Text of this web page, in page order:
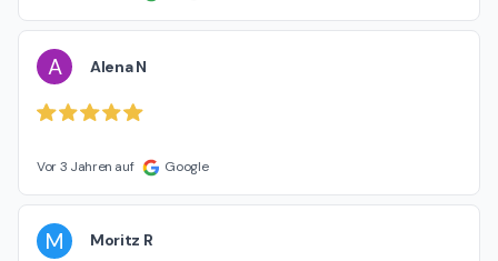
A Alena N
Vor 3 Jahren auf Google
M Moritz R